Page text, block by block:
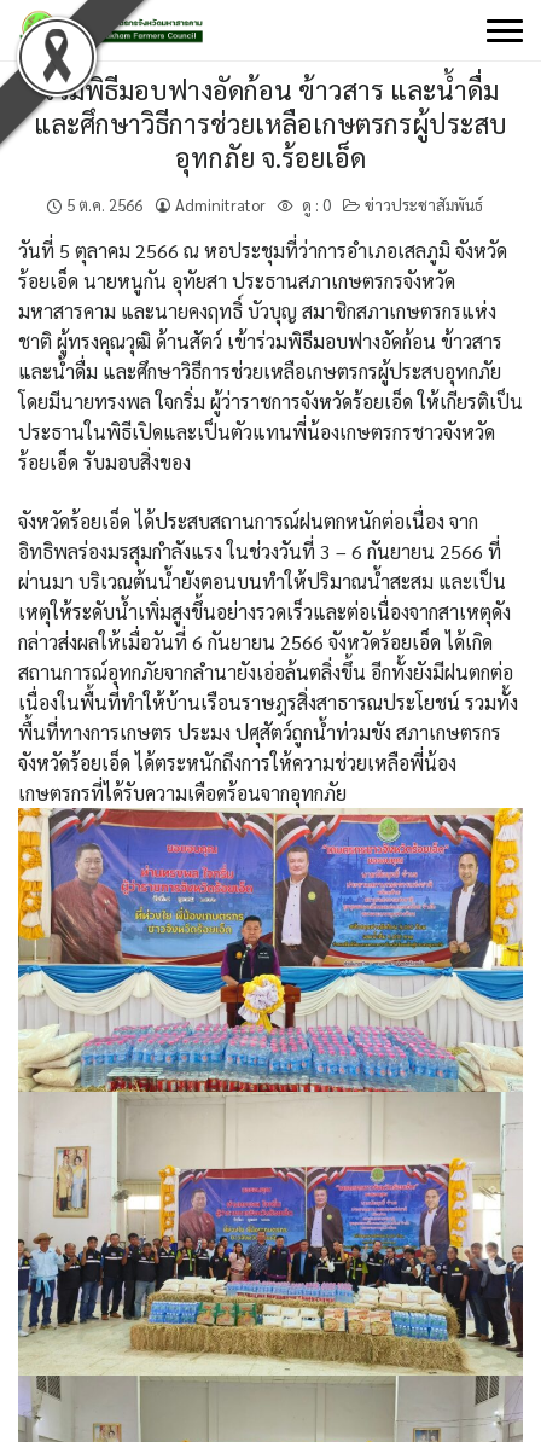
Skip
to
contentร่วมพิธีมอบฟางอัดก้อน ข้าวสาร และน้ำดื่ม
และศึกษาวิธีการช่วยเหลือเกษตรกรผู้ประสบ
อุทกภัย จ.ร้อยเอ็ด
5 ต.ค. 2566 Adminitrator ดู : 0 ข่าวประชาสัมพันธ์
วันที่ 5 ตุลาคม 2566 ณ หอประชุมที่ว่าการอำเภอเสลภูมิ จังหวัด
ร้อยเอ็ด นายหนูกัน อุทัยสา ประธานสภาเกษตรกรจังหวัด
มหาสารคาม และนายคงฤทธิ์ บัวบุญ สมาชิกสภาเกษตรกรแห่ง
ชาติ ผู้ทรงคุณวุฒิ ด้านสัตว์ เข้าร่วมพิธีมอบฟางอัดก้อน ข้าวสาร
และน้ำดื่ม และศึกษาวิธีการช่วยเหลือเกษตรกรผู้ประสบอุทกภัย
โดยมีนายทรงพล ใจกริ่ม ผู้ว่าราชการจังหวัดร้อยเอ็ด ให้เกียรติเป็น
ประธานในพิธีเปิดและเป็นตัวแทนพี่น้องเกษตรกรชาวจังหวัด
ร้อยเอ็ด รับมอบสิ่งของ
จังหวัดร้อยเอ็ด ได้ประสบสถานการณ์ฝนตกหนักต่อเนื่อง จาก
อิทธิพลร่องมรสุมกำลังแรง ในช่วงวันที่ 3 – 6 กันยายน 2566 ที่
ผ่านมา บริเวณต้นน้ำยังตอนบนทำให้ปริมาณน้ำสะสม และเป็น
เหตุให้ระดับน้ำเพิ่มสูงขึ้นอย่างรวดเร็วและต่อเนื่องจากสาเหตุดัง
กล่าวส่งผลให้เมื่อวันที่ 6 กันยายน 2566 จังหวัดร้อยเอ็ด ได้เกิด
สถานการณ์อุทกภัยจากลำนายังเอ่อล้นตลิ่งขึ้น อีกทั้งยังมีฝนตกต่อ
เนื่องในพื้นที่ทำให้บ้านเรือนราษฎรสิ่งสาธารณประโยชน์ รวมทั้ง
พื้นที่ทางการเกษตร ประมง ปศุสัตว์ถูกน้ำท่วมขัง สภาเกษตรกร
จังหวัดร้อยเอ็ด ได้ตระหนักถึงการให้ความช่วยเหลือพี่น้อง
เกษตรกรที่ได้รับความเดือดร้อนจากอุทกภัย